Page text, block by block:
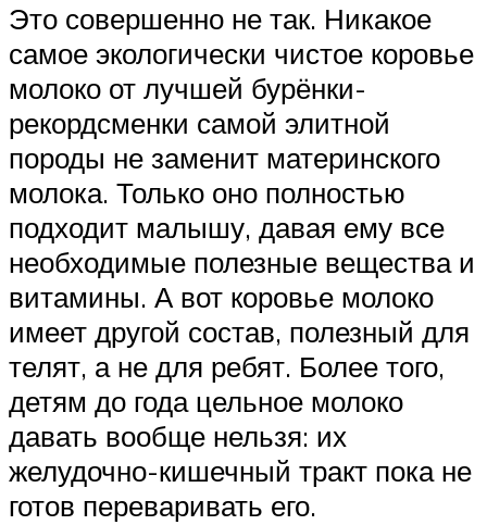
Это совершенно не так. Никакое
самое экологически чистое коровье
молоко от лучшей бурёнки-
рекордсменки самой элитной
породы не заменит материнского
молока. Только оно полностью
подходит малышу, давая ему все
необходимые полезные вещества и
витамины. А вот коровье молоко
имеет другой состав, полезный для
телят, а не для ребят. Более того,
детям до года цельное молоко
давать вообще нельзя: их
желудочно-кишечный тракт пока не
готов переваривать его.